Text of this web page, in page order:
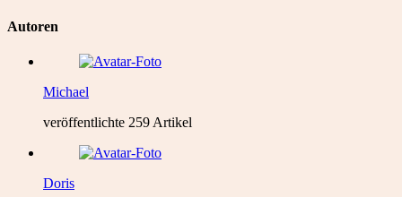
Autoren
Michael
veröffentlichte 259 Artikel
Doris